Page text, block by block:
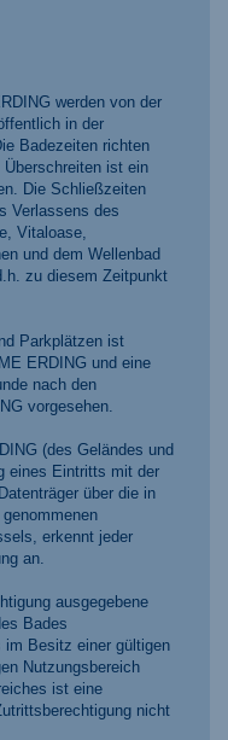
werden von der
in der
Badezeiten richten
ist ein
Die Schließzeiten
Verlassens des
Vitaloase,
und dem Wellenbad
zu diesem Zeitpunkt
Parkplätzen ist
ERDING und eine
nach den
vorgesehen.
(des Geländes und
eines Eintritts mit der
über die in
erkennt jeder
an.
ausgegebene
Bades
im Besitz einer gültigen
Nutzungsbereich
ist eine
nicht